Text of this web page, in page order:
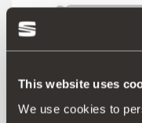
This website uses
We use cookies to